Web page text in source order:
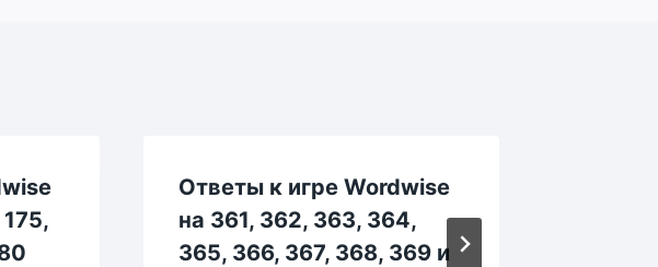
175,
Ответы к игре Wordwise
на 361, 362, 363, 364,
365, 366, 367, 368, 369 и